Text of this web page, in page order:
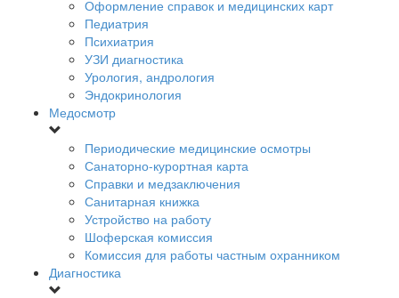
Оформление справок и медицинских карт
Педиатрия
Психиатрия
УЗИ диагностика
Урология, андрология
Эндокринология
Медосмотр
Периодические медицинские осмотры
Санаторно-курортная карта
Справки и медзаключения
Санитарная книжка
Устройство на работу
Шоферская комиссия
Комиссия для работы частным охранником
Диагностика